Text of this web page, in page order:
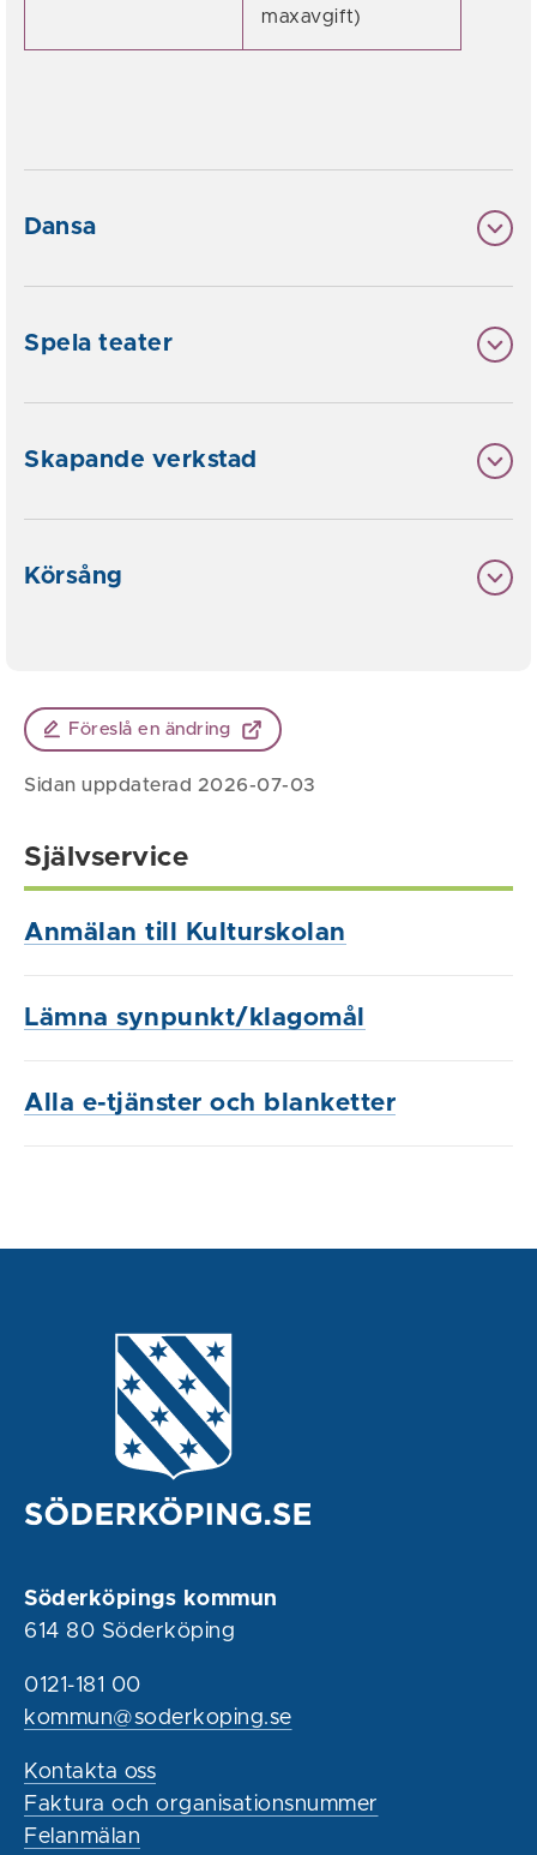
maxavgift)
Dansa
Spela teater
Skapande verkstad
Körsång
Föreslå en ändring
Sidan uppdaterad 2026-07-03
Självservice
Anmälan till Kulturskolan
Lämna synpunkt/klagomål
Alla e-tjänster och blanketter
Söderköpings kommun
614 80 Söderköping
0121-181 00
kommun@soderkoping.se
Kontakta oss
Faktura och organisationsnummer
Felanmälan